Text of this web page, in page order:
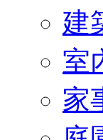
建
室
家